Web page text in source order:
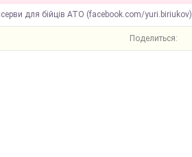
для бійців АТО (facebook.com/yuri.biriukov)
Поделиться: